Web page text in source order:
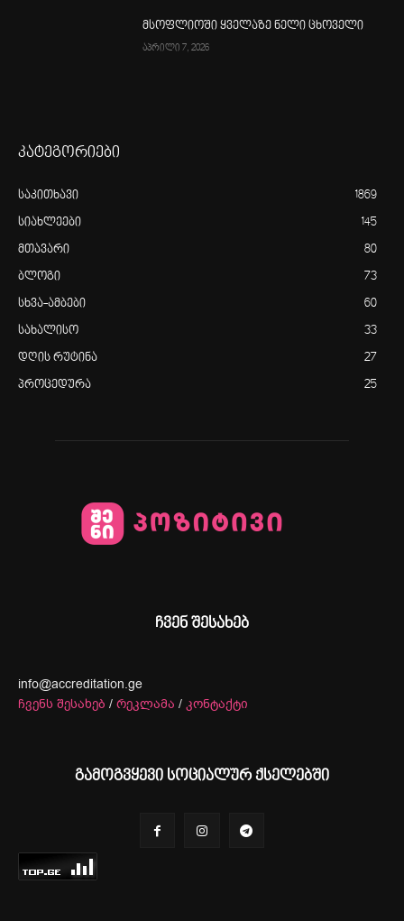
მსოფლიოში ყველაზე ნელი ცხოველი
აპრილი 7, 2026
კატეგორიები
საკითხავი 1869
სიახლეები 145
მთავარი 80
ბლოგი 73
სხვა-ამბები 60
სახალისო 33
დღის რუტინა 27
პროცედურა 25
ჩვენ შესახებ
info@accreditation.ge
ჩვენს შესახებ / რეკლამა / კონტაქტი
გამოგვყევი სოციალურ ქსელებში